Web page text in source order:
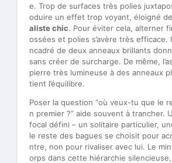
e. Trop de surfaces très polies
oduire un effet trop voyant, éloigné de
aliste chic. Pour éviter cela, alterner
ossées et polies s’avère très efficace.
ncadré de deux anneaux brillants
sans créer de surcharge. De même,
pierre très lumineuse à des anneaux
tient l’équilibre.
Poser la question “où veux-tu que le
n premier ?” aide souvent à trancher.
focal défini – un solitaire particulier,
le reste des bagues se choisit pour
ntre, non pour rivaliser avec lui. Le
orps dans cette hiérarchie